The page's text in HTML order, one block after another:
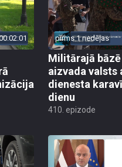
pirms 1 nedēļas
Militārajā bāzē
aizvada valsts
dienesta
dienu
410. epizode